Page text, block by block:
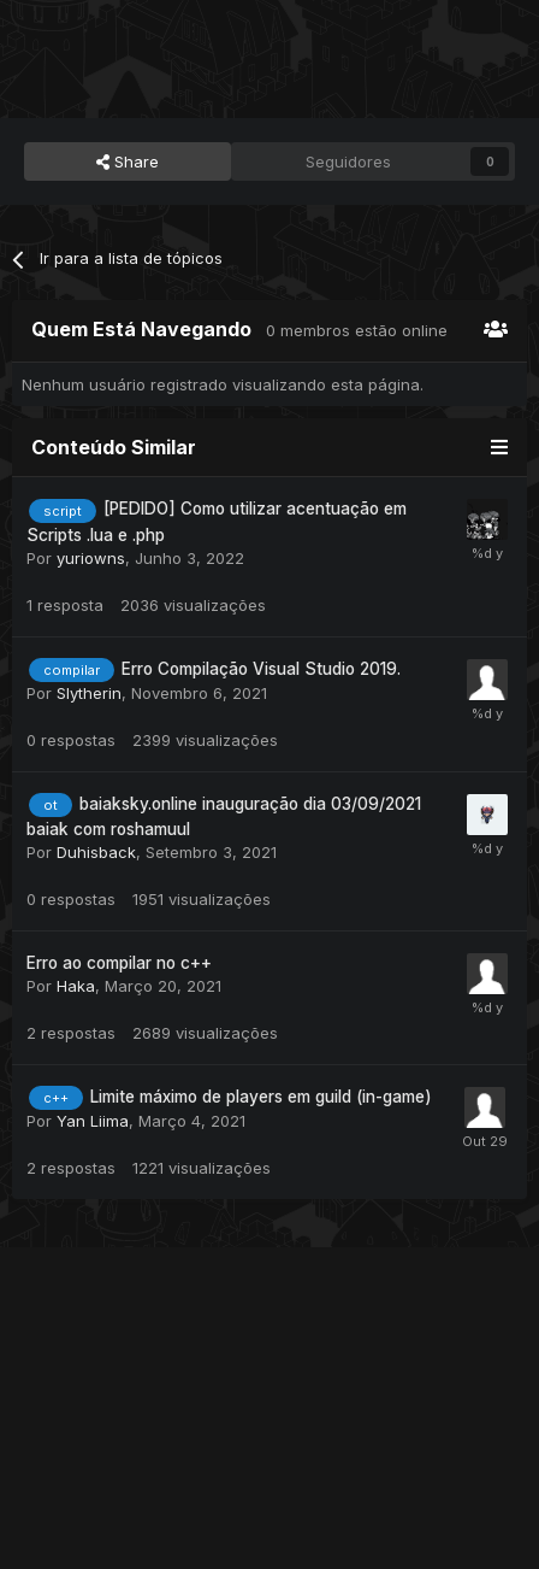
Share Seguidores 0
Ir para a lista de tópicos
Quem Está Navegando 0 membros estão online
Nenhum usuário registrado visualizando esta página.
Conteúdo Similar
script
[PEDIDO] Como utilizar acentuação em
Scripts .lua e .php
Por yuriowns, Junho 3, 2022
1 resposta 2036 visualizações
compilar
Erro Compilação Visual Studio 2019.
Por Slytherin, Novembro 6, 2021
0 respostas 2399 visualizações
ot
baiaksky.online inauguração dia 03/09/2021
baiak com roshamuul
Por Duhisback, Setembro 3, 2021
0 respostas 1951 visualizações
Erro ao compilar no c++
Por Haka, Março 20, 2021
2 respostas 2689 visualizações
c++
Limite máximo de players em guild (in-game)
Por Yan Liima, Março 4, 2021
2 respostas 1221 visualizações